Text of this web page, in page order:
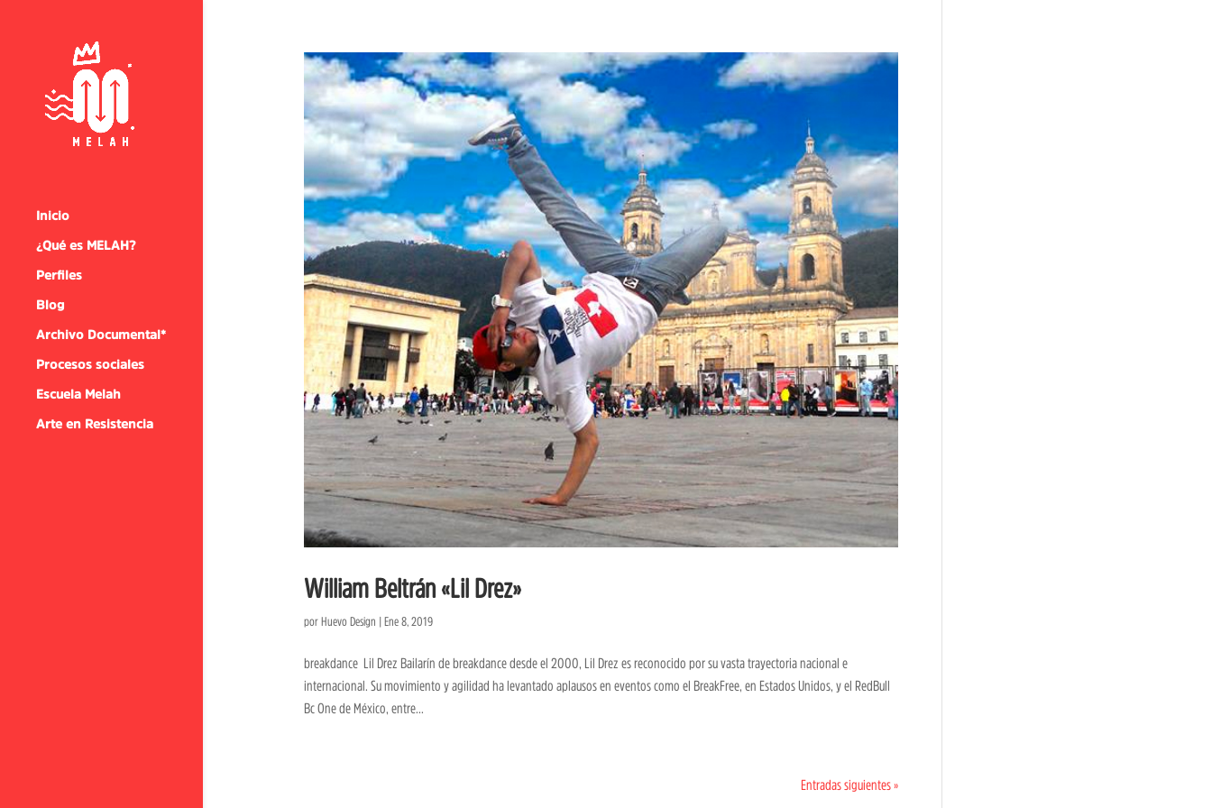
Inicio
¿Qué es MELAH?
Perfiles
Blog
Archivo Documental*
Procesos sociales
Escuela Melah
Arte en Resistencia
William Beltrán «Lil Drez»
por Huevo Design Ene 8, 2019
breakdance Lil Drez Bailarín de breakdance desde el 2000, Lil Drez es reconocido por su vasta trayectoria nacional e
internacional. Su movimiento y agilidad ha levantado aplausos en eventos como el BreakFree, en Estados Unidos, y el RedBull
Bc One de México, entre...
Entradas siguientes »